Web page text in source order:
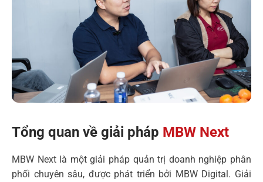
Tổng quan về giải pháp MBW Next
MBW Next là một giải pháp quản trị doanh nghiệp phân
phối chuyên sâu, được phát triển bởi MBW Digital. Giải